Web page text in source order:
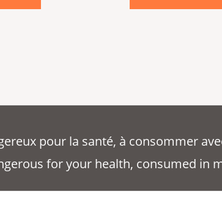
5
pour la santé, à consommer
for your health, consumed in